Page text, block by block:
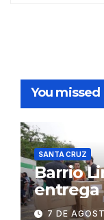
You missed
SANTA CRUZ
Barrio
entrega
7 DE